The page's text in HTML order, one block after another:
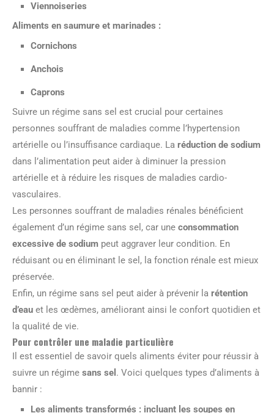
Viennoiseries
Aliments en saumure et marinades :
Cornichons
Anchois
Caprons
Suivre un régime sans sel est crucial pour certaines
personnes souffrant de maladies comme l’hypertension
artérielle ou l’insuffisance cardiaque. La réduction de sodium
dans l’alimentation peut aider à diminuer la pression
artérielle et à réduire les risques de maladies cardio-
vasculaires.
Les personnes souffrant de maladies rénales bénéficient
également d’un régime sans sel, car une consommation
excessive de sodium peut aggraver leur condition. En
réduisant ou en éliminant le sel, la fonction rénale est mieux
préservée.
Enfin, un régime sans sel peut aider à prévenir la rétention
d’eau et les œdèmes, améliorant ainsi le confort quotidien et
la qualité de vie.
Pour contrôler une maladie particulière
Il est essentiel de savoir quels aliments éviter pour réussir à
suivre un régime sans sel . Voici quelques types d’aliments à
bannir :
Les aliments transformés : incluant les soupes en